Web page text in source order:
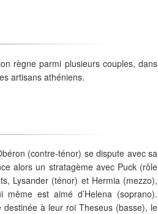
règne parmi plusieurs couples, dans
artisans athéniens.
(contre-ténor) se dispute avec sa
alors un stratagème avec Puck (rôle
Lysander (ténor) et Hermia (mezzo),
est aimé d’Helena (soprano).
à leur roi Theseus (basse), le